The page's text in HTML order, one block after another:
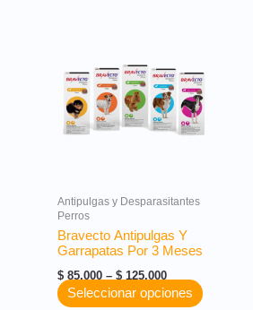
Antipulgas y Desparasitantes
Perros
Bravecto Antipulgas Y
Garrapatas Por 3 Meses
$85.000 – $125.000
$ 85.000
through
$ 125.000
Seleccionar opciones
tiene
múltiples
variantes.
Las
producto